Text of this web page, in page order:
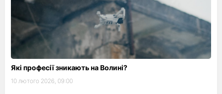
Які професії зникають на Волині?
10 лютого 2026, 09:00